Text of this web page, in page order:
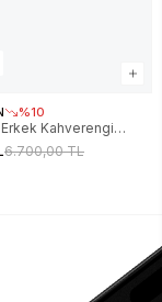
%10
Kahverengi
6.700,00 TL